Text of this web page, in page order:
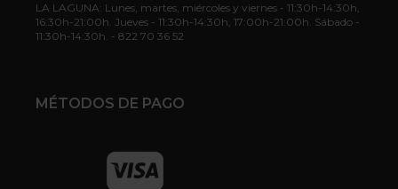
LA LAGUNA: Lunes, martes, miércoles y viernes - 11:30h-14:30h,
16:30h-21:00h. Jueves - 11:30h-14:30h, 17:00h-21:00h. Sábado -
11:30h-14:30h. - 822 70 36 52
MÉTODOS DE PAGO